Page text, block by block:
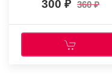
300 360